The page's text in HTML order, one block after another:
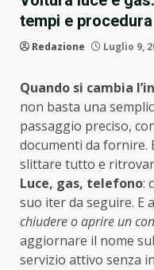
tempi e
Redazione Luglio 9,
Quando si cambia
non basta una
passaggio preciso,
documenti da fornire.
slittare tutto e
Luce, gas, telefono:
suo iter da seguire. E
chiudere o aprire un
aggiornare il nome
servizio attivo senza